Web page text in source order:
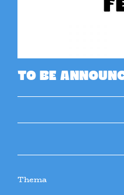
TO BE
Thema